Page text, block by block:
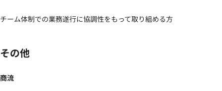
チーム体制での業務遂行に協調性をもって取り組める方
その他
商流